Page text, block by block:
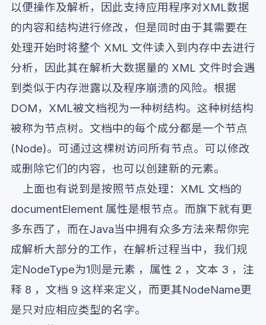
以便操作及解析，因此支持应用程序对XML数据
的内容和结构进行修改，但是同时由于其需要在
处理开始时将整个 XML 文件读入到内存中去进行
分析，因此其在解析大数据量的 XML 文件时会遇
到类似于内存泄露以及程序崩溃的风险。根据
DOM，XML被文档视为一种树结构。这种树结构
被称为节点树。文档中的每个成分都是一个节点
(Node)。可通过这棵树访问所有节点。可以修改
或删除它们的内容，也可以创建新的元素。
上面也有说到是按照节点处理：XML 文档的
documentElement 属性是根节点。而旗下就有更
多东西了，而在Java当中拥有众多方法来帮你完
成解析大部分的工作，在解析过程当中，我们规
定NodeType为1则是元素 ，属性 2 ，文本 3 ，注
释 8 ，文档 9 这样来定义，而更其NodeName更
是只对应相应类型的名字。